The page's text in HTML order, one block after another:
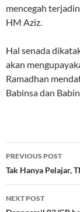
mencegah
HM Aziz.
Hal senada
akan
Ramadhan
Babinsa dan
Post
navigation
PREVIOUS POST
Tak Hanya Pelajar,
NEXT POST